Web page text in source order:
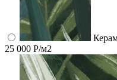
25 000 Р/м2